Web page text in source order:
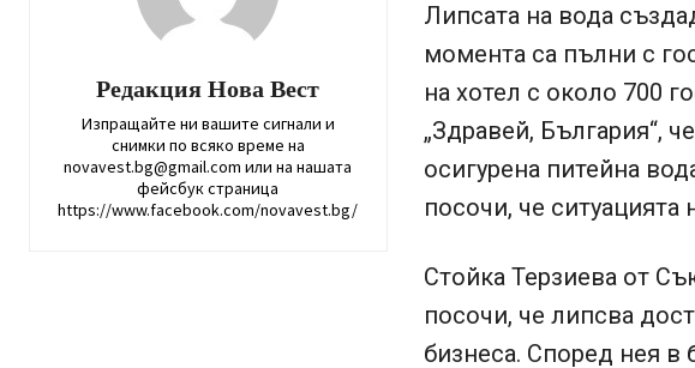
Редакция Нова Вест
Изпращайте ни вашите сигнали и
снимки по всяко време на
novavest.bg@gmail.com или на нашата
фейсбук страница
https://www.facebook.com/novavest.bg/
Липсата на вода
момента са пълни с
на хотел с около 700
„Здравей, България“,
осигурена питейна
посочи, че
Стойка Терзиева от
посочи, че липсва
бизнеса. Според нея